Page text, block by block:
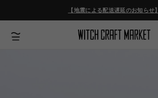
進
む
【地震による配送遅延のお知らせ】